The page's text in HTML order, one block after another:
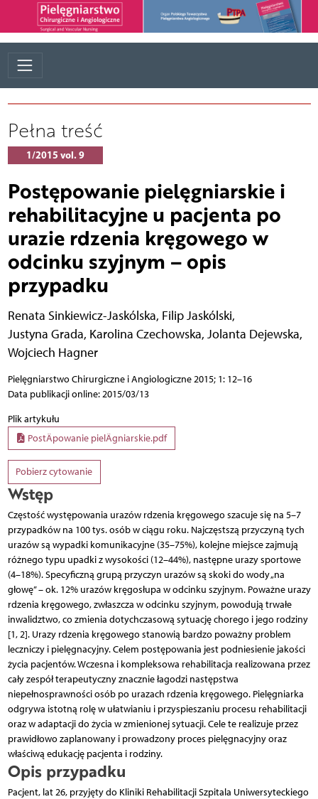
Pełna treść
1/2015 vol. 9
Postępowanie pielęgniarskie i
rehabilitacyjne u pacjenta po
urazie rdzenia kręgowego w
odcinku szyjnym – opis
przypadku
Renata Sinkiewicz-Jaskólska, Filip Jaskólski,
Justyna Grada, Karolina Czechowska, Jolanta Dejewska,
Wojciech Hagner
Pielęgniarstwo Chirurgiczne i Angiologiczne 2015; 1: 12–16
Data publikacji online: 2015/03/13
Plik artykułu
PostÄpowanie pielÄgniarskie.pdf
Pobierz cytowanie
Wstęp
Częstość występowania urazów rdzenia kręgowego szacuje się na 5–7
przypadków na 100 tys. osób w ciągu roku. Najczęstszą przyczyną tych
urazów są wypadki komunikacyjne (35–75%), kolejne miejsce zajmują
różnego typu upadki z wysokości (12–44%), następne urazy sportowe
(4–18%). Specyficzną grupą przyczyn urazów są skoki do wody „na
głowę” – ok. 12% urazów kręgosłupa w odcinku szyjnym. Poważne urazy
rdzenia kręgowego, zwłaszcza w odcinku szyjnym, powodują trwałe
inwalidztwo, co zmienia dotychczasową sytuację chorego i jego rodziny
[1, 2]. Urazy rdzenia kręgowego stanowią bardzo poważny problem
leczniczy i pielęgnacyjny. Celem postępowania jest podniesienie jakości
życia pacjentów. Wczesna i kompleksowa rehabilitacja realizowana przez
cały zespół terapeutyczny znacznie łagodzi następstwa
niepełnosprawności osób po urazach rdzenia kręgowego. Pielęgniarka
odgrywa istotną rolę w ułatwianiu i przyspieszaniu procesu rehabilitacji
oraz w adaptacji do życia w zmienionej sytuacji. Cele te realizuje przez
prawidłowo zaplanowany i prowadzony proces pielęgnacyjny oraz
właściwą edukację pacjenta i rodziny.
Opis przypadku
Pacjent, lat 26, przyjęty do Kliniki Rehabilitacji Szpitala Uniwersyteckiego